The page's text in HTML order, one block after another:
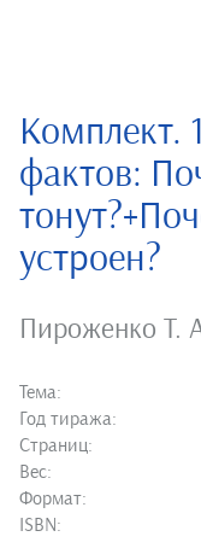
Комплект.
фактов:
устроен?
Пироженко Т.
Тема:
Год тиража:
Страниц:
Вес:
Формат:
ISBN: